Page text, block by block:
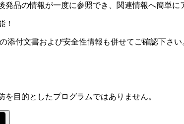
品の情報が一度に参照でき、関連情報へ簡単に
！
添付文書および安全性情報も併せてご確認下さい
目的としたプログラムではありません。